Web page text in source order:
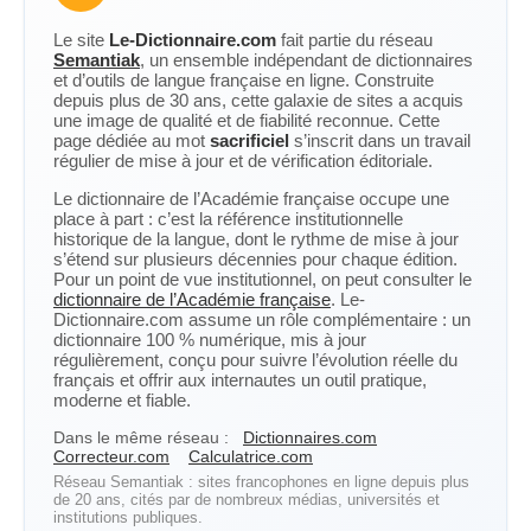
Le site Le-Dictionnaire.com fait partie du réseau
Semantiak, un ensemble indépendant de dictionnaires
et d’outils de langue française en ligne. Construite
depuis plus de 30 ans, cette galaxie de sites a acquis
une image de qualité et de fiabilité reconnue. Cette
page dédiée au mot sacrificiel s’inscrit dans un travail
régulier de mise à jour et de vérification éditoriale.
Le dictionnaire de l’Académie française occupe une
place à part : c’est la référence institutionnelle
historique de la langue, dont le rythme de mise à jour
s’étend sur plusieurs décennies pour chaque édition.
Pour un point de vue institutionnel, on peut consulter le
dictionnaire de l’Académie française. Le-
Dictionnaire.com assume un rôle complémentaire : un
dictionnaire 100 % numérique, mis à jour
régulièrement, conçu pour suivre l’évolution réelle du
français et offrir aux internautes un outil pratique,
moderne et fiable.
Dans le même réseau :
Dictionnaires.com
Correcteur.com
Calculatrice.com
Réseau Semantiak : sites francophones en ligne depuis plus
de 20 ans, cités par de nombreux médias, universités et
institutions publiques.